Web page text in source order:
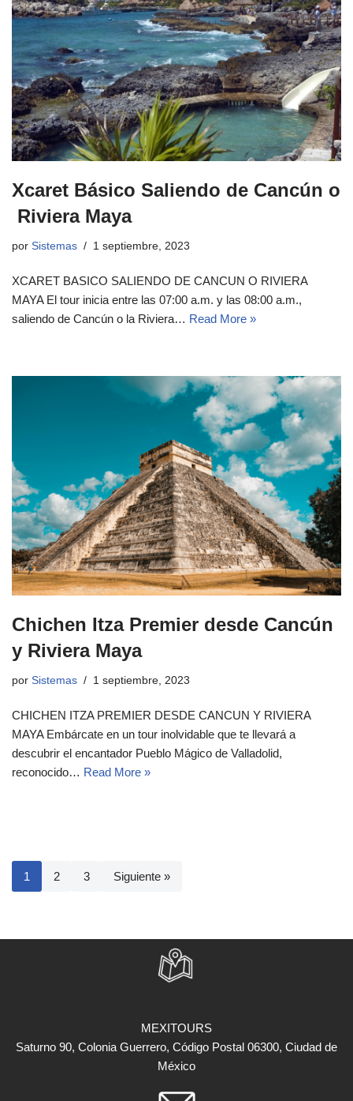
Xcaret Básico Saliendo de Cancún o
Riviera Maya
por Sistemas 1 septiembre, 2023
XCARET BASICO SALIENDO DE CANCUN O RIVIERA
MAYA El tour inicia entre las 07:00 a.m. y las 08:00 a.m.,
saliendo de Cancún o la Riviera… Read More »
Chichen Itza Premier desde Cancún
y Riviera Maya
por Sistemas 1 septiembre, 2023
CHICHEN ITZA PREMIER DESDE CANCUN Y RIVIERA
MAYA Embárcate en un tour inolvidable que te llevará a
descubrir el encantador Pueblo Mágico de Valladolid,
reconocido… Read More »
1 2 3 Siguiente »
MEXITOURS
Saturno 90, Colonia Guerrero, Código Postal 06300, Ciudad de
México